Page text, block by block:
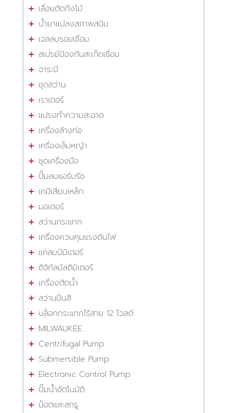
เลื่อยตัดกิ่งไม้
น้ำยาแปลงสภาพสนิม
เจลลบรอยเชื่อม
สเปรย์ป้องกันสะเก็ดเชื่อม
จาระบี
ชุดสว่าน
เราเตอร์
แปรงทำความสะอาด
เครื่องล้างท่อ
เครื่องเล็มหญ้า
ชุดเครื่องมือ
ปั๊มลมแอร์บรัช
เคมีเสียบเหล็ก
มอเตอร์
สว่านกระแทก
เครื่องควบคุมแรงดันไฟ
แคลมป์มิเตอร์
ดิจิทัลมัลติมิเตอร์
เครื่องตัดน้ำ
สว่านปั่นสี
บล็อกกระแทกไร้สาย 12 โวลต์
MILWAUKEE
Centrifugal Pump
Submersible Pump
Electronic Control Pump
ปั๊มน้ำอัตโนมัติ
น็อตและสกรู